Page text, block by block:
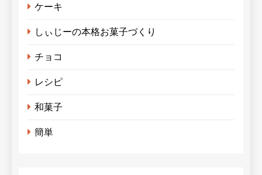
ケーキ
しぃじーの本格お菓子づくり
チョコ
レシピ
和菓子
簡単